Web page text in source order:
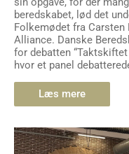
beredskabet, lød det
Folkemødet fra Carsten
Alliance. Danske
for debatten
hvor et panel
Læs mere